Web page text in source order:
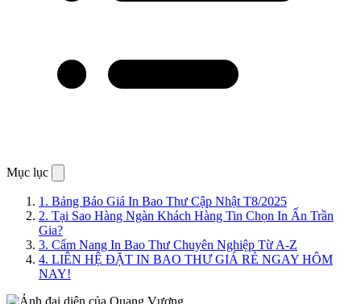
Mục lục
1. Bảng Báo Giá In Bao Thư Cập Nhật T8/2025
2. Tại Sao Hàng Ngàn Khách Hàng Tin Chọn In Ấn Trần
Gia?
3. Cẩm Nang In Bao Thư Chuyên Nghiệp Từ A-Z
4. LIÊN HỆ ĐẶT IN BAO THƯ GIÁ RẺ NGAY HÔM
NAY!